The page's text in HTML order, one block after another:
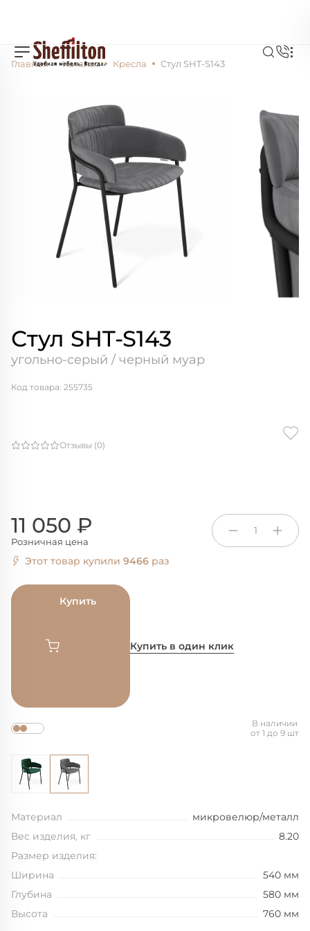
Главная Каталог Кресла Стул SHT-S143
Стул SHT-S143
угольно-серый / черный муар
Отзывы (0)
Код товара: 255735
11 050 ₽
Розничная цена
1
Этот товар купили 9466 раз
Купить
Купить в один клик
В наличии
от 1 до 9 шт
Материал
микровелюр/металл
Вес изделия, кг
8.20
Размер изделия:
Ширина
540 мм
Глубина
580 мм
Высота
760 мм